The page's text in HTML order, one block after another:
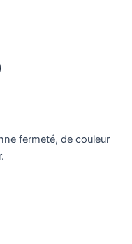
fermeté, de couleur